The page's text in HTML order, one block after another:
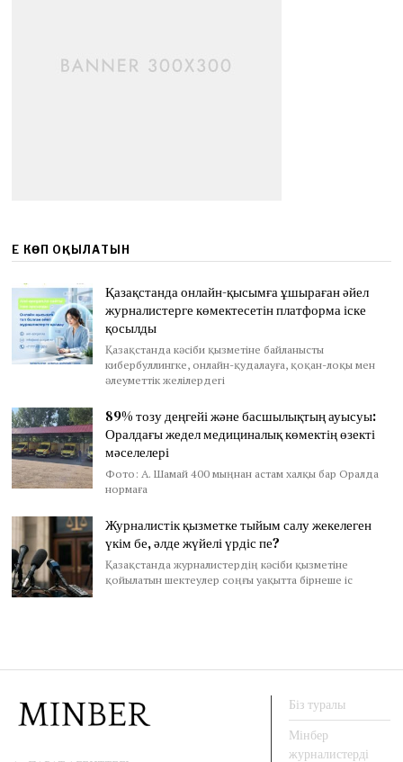
ЕҢ КӨП ОҚЫЛАТЫН
Қазақстанда онлайн-қысымға ұшыраған әйел
журналистерге көмектесетін платформа іске
қосылды
Қазақстанда кәсіби қызметіне байланысты
кибербуллингке, онлайн-қудалауға, қоқан-лоқы мен
әлеуметтік желілердегі
89% тозу деңгейі және басшылықтың ауысуы:
Оралдағы жедел медициналық көмектің өзекті
мәселелері
Фото: А. Шамай 400 мыңнан астам халқы бар Оралда
нормаға
Журналистік қызметке тыйым салу жекелеген
үкім бе, әлде жүйелі үрдіс пе?
Қазақстанда журналистердің кәсіби қызметіне
қойылатын шектеулер соңғы уақытта бірнеше іс
Біз туралы
Мінбер
журналистерді